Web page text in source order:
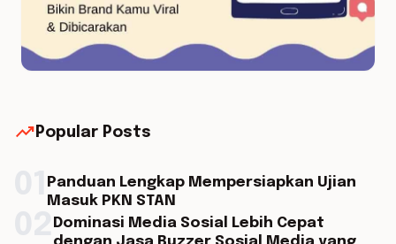
trending_up Popular Posts
Panduan Lengkap Mempersiapkan Ujian
Masuk PKN STAN
Dominasi Media Sosial Lebih Cepat